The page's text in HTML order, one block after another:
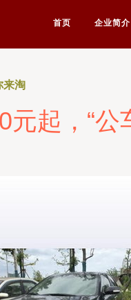
首页 企业简介
来淘
起，“公